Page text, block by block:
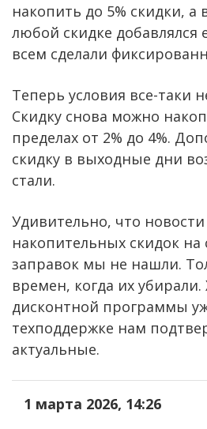
накопить до 5% скидки,
любой скидке добавлялся
всем сделали
Теперь условия все-таки
Скидку снова можно
пределах от 2% до 4%.
скидку в выходные дни
стали.
Удивительно, что
накопительных скидок на
заправок мы не нашли.
времен, когда их убирали.
дисконтной программы
техподдержке нам
актуальные.
1 марта 2026, 14:26